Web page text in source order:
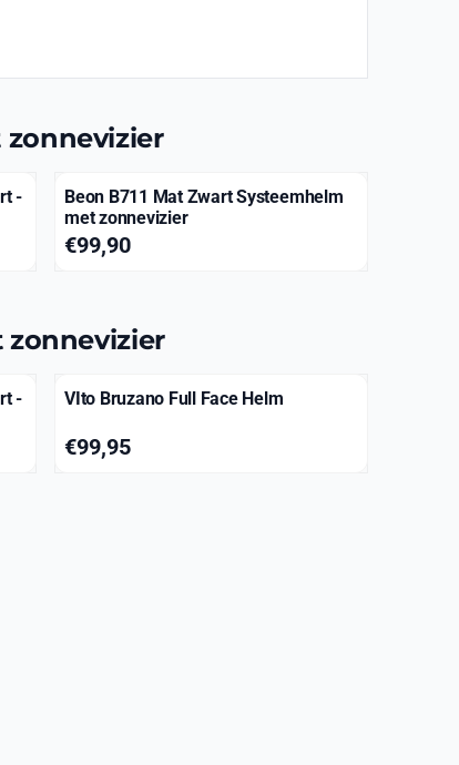
zonnevizier
-
Beon B711 Mat Zwart Systeemhelm
met zonnevizier
Prijs: 99,90
€99,90
zonnevizier
-
VIto Bruzano Full Face Helm
Prijs: 99,95
€99,95